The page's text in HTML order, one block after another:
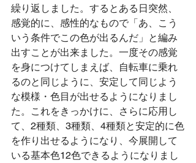
繰り返しました。するとある日突然、
感覚的に、感性的なもので「あ、こう
いう条件でこの色が出るんだ」と編み
出すことが出来ました。一度その感覚
を身につけてしまえば、自転車に乗れ
るのと同じように、安定して同じよう
な模様・色目が出せるようになりまし
た。これをきっかけに、さらに応用し
て、2種類、3種類、4種類と安定的に色
を作り出せるようになり、今展開して
いる基本色12色できるようになりまし